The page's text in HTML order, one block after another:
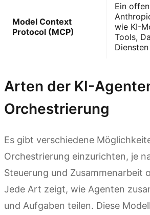
Model Context
Protocol (MCP)
Ein
wie KI-
Tools,
Arten der KI-
Orchestrierung
Es gibt verschiedene
Orchestrierung einzurichten, je
Steuerung und Zusammenarbeit
Jede Art zeigt, wie Agenten
und Aufgaben teilen. Diese